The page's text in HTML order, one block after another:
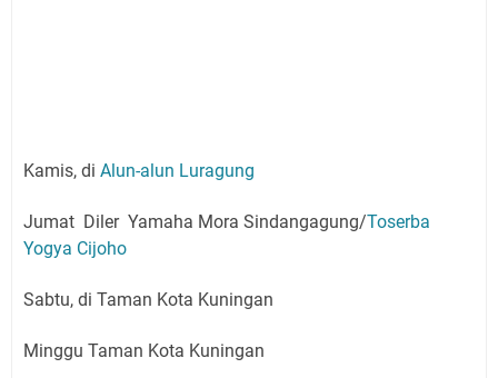
Kamis, di Alun-alun Luragung
Jumat Diler Yamaha Mora Sindangagung/Toserba
Yogya Cijoho
Sabtu, di Taman Kota Kuningan
Minggu Taman Kota Kuningan